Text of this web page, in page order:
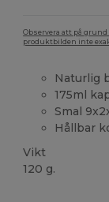
Observera att på
produktbilden inte
Naturlig
175ml
Smal
Hållbar
Vikt
120 g.